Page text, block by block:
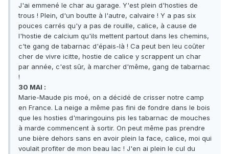
J'ai emmené le char au garage. Y'est plein d'hosties de
trous ! Plein, d'un boutte à l'autre, calvaire ! Y a pas six
pouces carrés qu'y a pas de rouille, calice, à cause de
l'hostie de calcium qu'ils mettent partout dans les chemins,
c'te gang de tabarnac d'épais-là ! Ca peut ben leu coûter
cher de vivre icitte, hostie de calice y scrappent un char
par année, c'est sûr, à marcher d'même, gang de tabarnac
!
30 MAI :
Marie-Maude pis moé, on a décidé de crisser notre camp
en France. La neige a même pas fini de fondre dans le bois
que les hosties d'maringouins pis les tabarnac de mouches
à marde commencent à sortir. On peut même pas prendre
une bière dehors sans en avoir plein la face, calice, moi qui
voulait profiter de mon beau lac ! J'en ai plein le cul du